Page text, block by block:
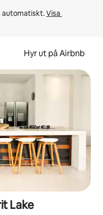
automatiskt. Visa
Hyr ut på Airbnb
Lake